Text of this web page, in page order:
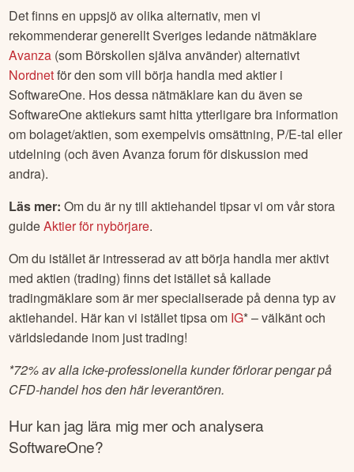
Det finns en uppsjö av olika alternativ, men vi
rekommenderar generellt Sveriges ledande nätmäklare
Avanza (som Börskollen själva använder) alternativt
Nordnetför den som vill börja handla med aktier i
SoftwareOne. Hos dessa nätmäklare kan du även se
SoftwareOneaktiekurs samt hitta ytterligare bra information
om bolaget/aktien, som exempelvis omsättning, P/E-tal eller
utdelning (och även Avanza forum för diskussion med
andra).
Läs mer: Om du är ny till aktiehandel tipsar vi om vår stora
guideAktier för nybörjare.
Om du istället är intresserad av att börja handla mer aktivt
med aktien (trading) finns det istället så kallade
tradingmäklare som är mer specialiserade på denna typ av
aktiehandel. Här kan vi istället tipsa om IG* – välkänt och
världsledande inom just trading!
*72% av alla icke-professionella kunder förlorar pengar på
CFD-handel hos den här leverantören.
Hur kan jag lära mig mer och analysera
SoftwareOne?